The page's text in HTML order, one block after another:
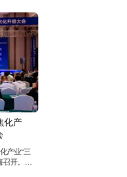
化产
产业“三
召开。作
大会汇聚